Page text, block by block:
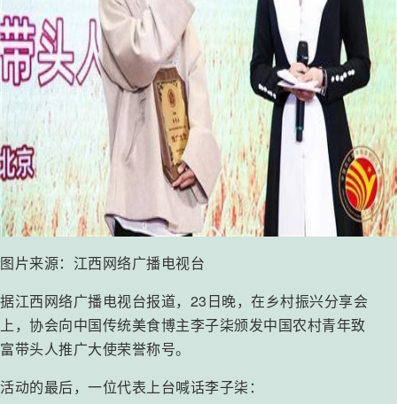
图片来源：江西网络广播电视台
据江西网络广播电视台报道，23日晚，在乡村振兴分享会
上，协会向中国传统美食博主李子柒颁发中国农村青年致
富带头人推广大使荣誉称号。
活动的最后，一位代表上台喊话李子柒：